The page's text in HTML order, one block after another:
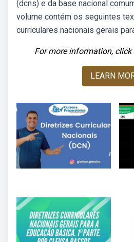
(dcns) e da base nacional
volume contém os seguintes
curriculares nacionais gerais
For more information, click
LEARN